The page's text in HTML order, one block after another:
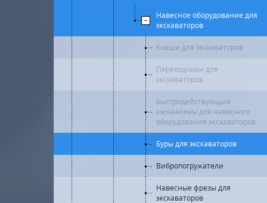
Навесное оборудование для
экскаваторов
Ковши для экскаваторов
Переходники для
экскаваторов
Быстродействующие
механизмы для навесного
оборудования экскаваторов
Буры для экскаваторов
Вибропогружатели
Навесные фрезы для
экскаваторов